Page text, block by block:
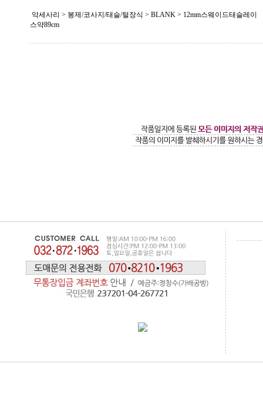
악세사리 > 봉제/코사지/태슬/털장식 > BLANK > 12mm스웨이드태슬레이
스약89cm